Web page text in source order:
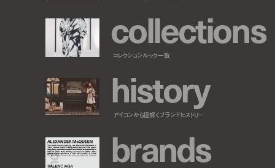
collections
コレクションルック一覧
history
アイコンから紐解くブランドヒストリー
brands